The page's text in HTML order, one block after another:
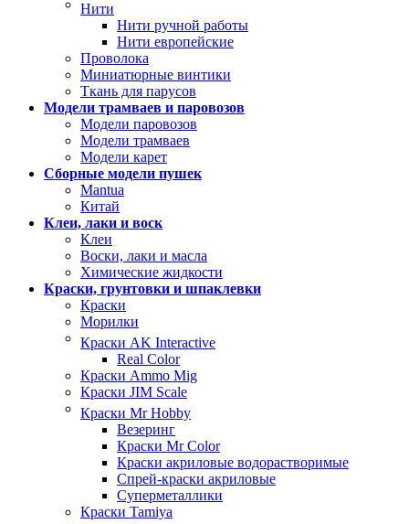
Нити
Нити ручной работы
Нити европейские
Проволока
Миниатюрные винтики
Ткань для парусов
Модели трамваев и паровозов
Модели паровозов
Модели трамваев
Модели карет
Сборные модели пушек
Mantua
Китай
Клеи, лаки и воск
Клеи
Воски, лаки и масла
Химические жидкости
Краски, грунтовки и шпаклевки
Краски
Морилки
Краски AK Interactive
Real Color
Краски Ammo Mig
Краски JIM Scale
Краски Mr Hobby
Везеринг
Краски Mr Color
Краски акриловые водорастворимые
Спрей-краски акриловые
Суперметаллики
Краски Tamiya